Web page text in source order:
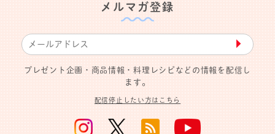
メルマガ登録
▶︎
プレゼント企画・商品情報・料理レシピなどの情報を配信し
ます。
配信停止したい方はこちら